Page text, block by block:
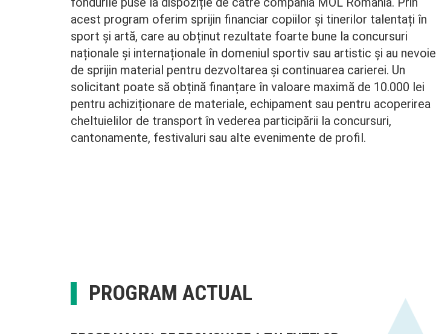
acest program oferim sprijin financiar copiilor și tinerilor talentați în
sport și artă, care au obținut rezultate foarte bune la concursuri
naționale și internaționale în domeniul sportiv sau artistic și au nevoie
de sprijin material pentru dezvoltarea și continuarea carierei. Un
solicitant poate să obțină finanțare în valoare maximă de 10.000 lei
pentru achiziționare de materiale, echipament sau pentru acoperirea
cheltuielilor de transport în vederea participării la concursuri,
cantonamente, festivaluri sau alte evenimente de profil.
PROGRAM ACTUAL